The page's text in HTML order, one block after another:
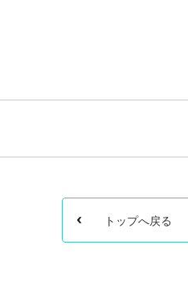
トップへ戻る